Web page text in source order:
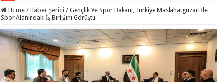
Suriye Savunma Bakanlığı’ndan Bir Heyet, Türkiye’deki Milli Savunma
Home / Haber Şeridi / Gençlik Ve Spor Bakanı, Türkiye Maslahatgüzarı İle
Spor Alanındaki İş Birliğini Görüştü